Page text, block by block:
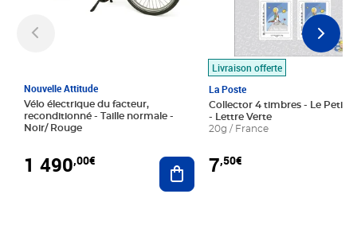
Nouvelle Attitude
Vélo électrique du facteur,
reconditionné - Taille normale -
Noir/ Rouge
1 490,00€ Ajouter au panier
Livraison offerte
La Poste
Collector 4 timbres - Le Petit
- Lettre Verte
20g / France
7,50€